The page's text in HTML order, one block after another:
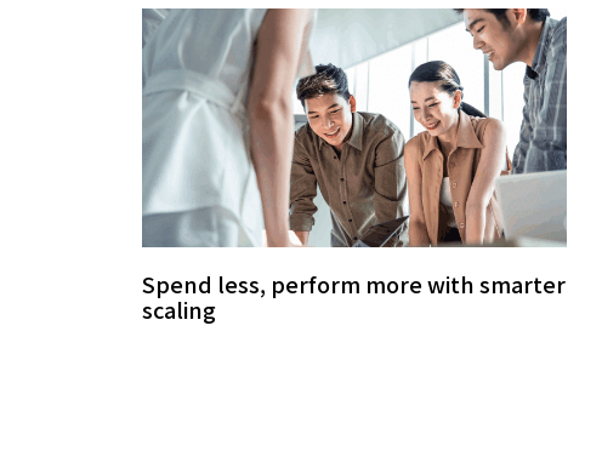
Spend less, perform more with smarter
scaling